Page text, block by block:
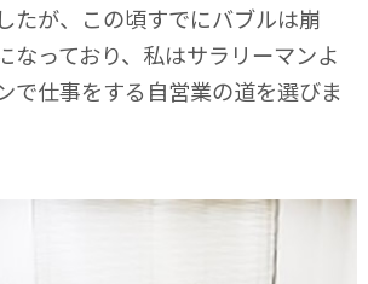
たが、この頃すでにバブルは崩
なっており、私はサラリーマンよ
で仕事をする自営業の道を選びま